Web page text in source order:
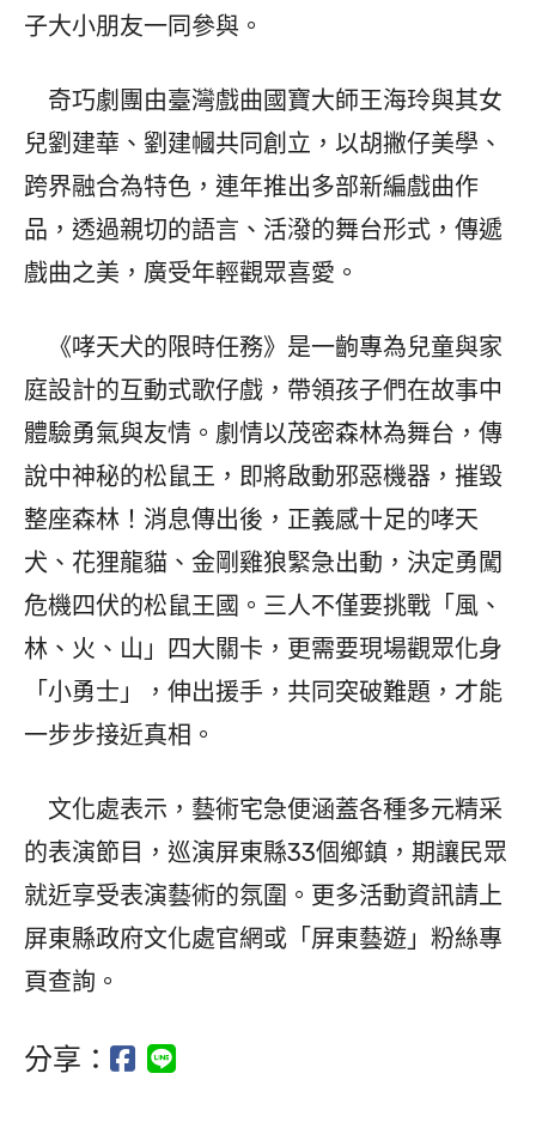
子大小朋友一同參與。
奇巧劇團由臺灣戲曲國寶大師王海玲與其女
兒劉建華、劉建幗共同創立，以胡撇仔美學、
跨界融合為特色，連年推出多部新編戲曲作
品，透過親切的語言、活潑的舞台形式，傳遞
戲曲之美，廣受年輕觀眾喜愛。
《哮天犬的限時任務》是一齣專為兒童與家
庭設計的互動式歌仔戲，帶領孩子們在故事中
體驗勇氣與友情。劇情以茂密森林為舞台，傳
說中神秘的松鼠王，即將啟動邪惡機器，摧毀
整座森林！消息傳出後，正義感十足的哮天
犬、花狸龍貓、金剛雞狼緊急出動，決定勇闖
危機四伏的松鼠王國。三人不僅要挑戰「風、
林、火、山」四大關卡，更需要現場觀眾化身
「小勇士」，伸出援手，共同突破難題，才能
一步步接近真相。
文化處表示，藝術宅急便涵蓋各種多元精采
的表演節目，巡演屏東縣33個鄉鎮，期讓民眾
就近享受表演藝術的氛圍。更多活動資訊請上
屏東縣政府文化處官網或「屏東藝遊」粉絲專
頁查詢。
分享：